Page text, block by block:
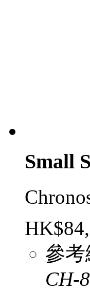
Small
參考
CH-